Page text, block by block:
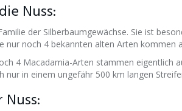
Nuss:
der Silberbaumgewächse. Sie ist
nur noch 4 bekannten alten Arten kommen
4 Macadamia-Arten stammen eigentlich
nur in einem ungefähr 500 km langen